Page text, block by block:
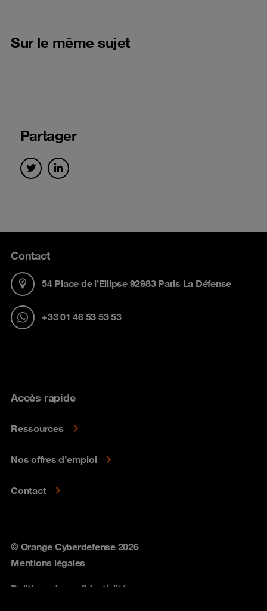
Sur le même sujet
Partager
Contact
54 Place de l’Ellipse 92983 Paris La Défense
+33 01 46 53 53 53
Accès rapide
Ressources
Nos offres d’emploi
Contact
© Orange Cyberdefense 2026
Mentions légales
Politique de confidentialité